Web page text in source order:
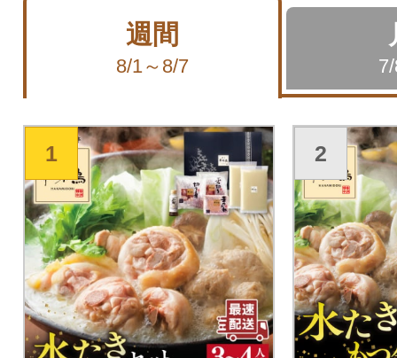
週間
8/1～8/7
1 2